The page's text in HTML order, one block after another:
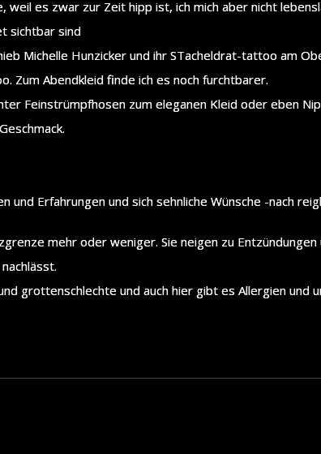
weil es zwar zur Zeit hipp ist, ich mich aber nicht
sichtbar sind
Michelle Hunzicker und ihr STacheldrat-tattoo am
Zum Abendkleid finde ich es noch furchtbarer.
Feinstrümpfhosen zum eleganen Kleid oder eben
und Erfahrungen und sich sehnliche Wünsche -nach
mehr oder weniger. Sie neigen zu
grottenschlechte und auch hier gibt es Allergien und